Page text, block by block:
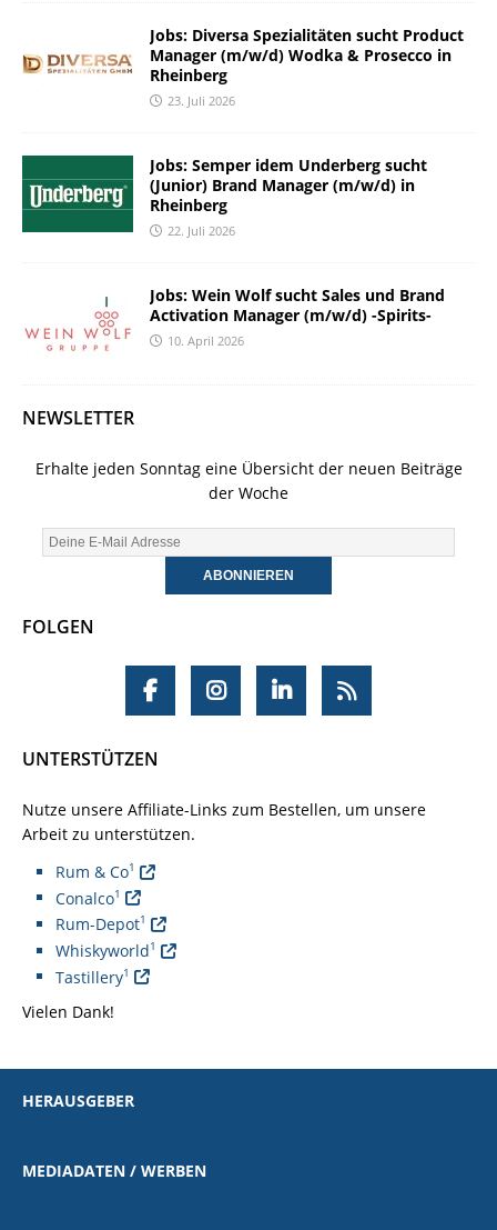
Jobs: Diversa Spezialitäten sucht Product
Manager (m/w/d) Wodka & Prosecco in
Rheinberg
23. Juli 2026
Jobs: Semper idem Underberg sucht
(Junior) Brand Manager (m/w/d) in
Rheinberg
22. Juli 2026
Jobs: Wein Wolf sucht Sales und Brand
Activation Manager (m/w/d) -Spirits-
10. April 2026
NEWSLETTER
Erhalte jeden Sonntag eine Übersicht der neuen Beiträge
der Woche
FOLGEN
UNTERSTÜTZEN
Nutze unsere Affiliate-Links zum Bestellen, um unsere
Arbeit zu unterstützen.
Rum & Co1
Conalco1
Rum-Depot1
Whiskyworld1
Tastillery1
Vielen Dank!
HERAUSGEBER
MEDIADATEN / WERBEN